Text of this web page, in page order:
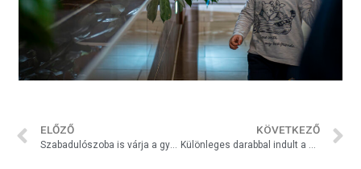
ELŐZŐ
Szabadulószoba is várja a gyerekeket a Társasjáték-kiállítás ideje alatt Marcaliban
KÖVETKEZŐ
Különleges darabbal indult a bérletes színház Marcaliban